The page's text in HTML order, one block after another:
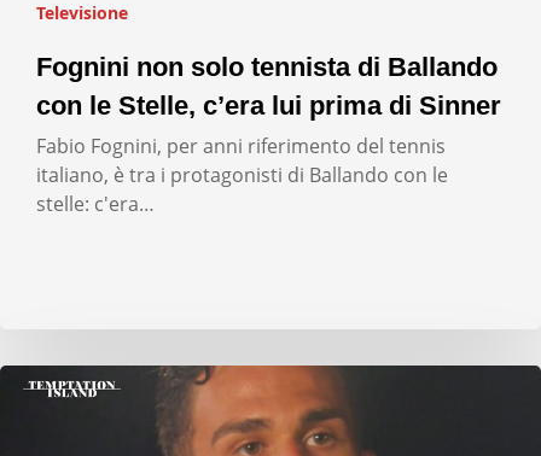
Televisione
Fognini non solo tennista di Ballando
con le Stelle, c’era lui prima di Sinner
Fabio Fognini, per anni riferimento del tennis
italiano, è tra i protagonisti di Ballando con le
stelle: c'era…